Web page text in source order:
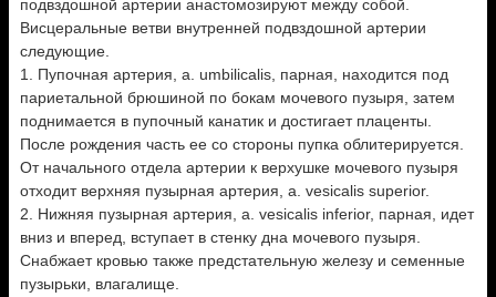
подвздошной артерии анастомозируют между собой.
Висцеральные ветви внутренней подвздошной артерии
следующие.
1. Пупочная артерия, а. umbilicalis, парная, находится под
париетальной брюшиной по бокам мочевого пузыря, затем
поднимается в пупочный канатик и достигает плаценты.
После рождения часть ее со стороны пупка облитерируется.
От начального отдела артерии к верхушке мочевого пузыря
отходит верхняя пузырная артерия, a. vesicalis superior.
2. Нижняя пузырная артерия, a. vesicalis inferior, парная, идет
вниз и вперед, вступает в стенку дна мочевого пузыря.
Снабжает кровью также предстательную железу и семенные
пузырьки, влагалище.